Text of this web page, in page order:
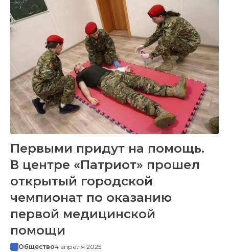
Первыми придут на помощь.
В центре «Патриот» прошел
открытый городской
чемпионат по оказанию
первой медицинской
помощи
Общество4 апреля 2025